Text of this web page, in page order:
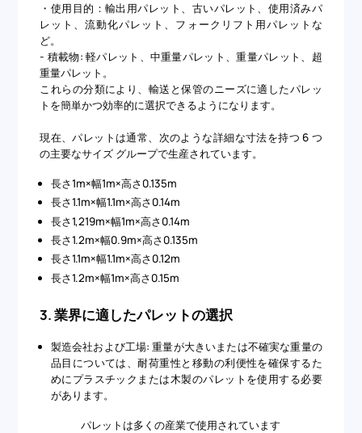
・使用目的：輸出用パレット、古いパレット、使用済みパ
レット、流動化パレット、フォークリフト用パレットな
ど。
- 積載物: 軽パレット、中重量パレット、重量パレット、超
重量パレット。
これらの分類により、輸送と保管のニーズに適したパレッ
トを簡単かつ効率的に選択できるようになります。
現在、パレットは通常、次のような詳細な寸法を持つ 6 つ
の主要なサイズ グループで生産されています。
長さ1m×幅1m×高さ0.135m
長さ1.1m×幅1.1m×高さ0.14m
長さ1,219m×幅1m×高さ0.14m
長さ1.2m×幅0.9m×高さ0.135m
長さ1.1m×幅1.1m×高さ0.12m
長さ1.2m×幅1m×高さ0.15m
3. 業界に適したパレットの選択
製造会社および工場: 重量が大きいまたは不確実な重量の
品目については、耐荷重性と移動の利便性を確保するた
めにプラスチックまたは木製のパレットを使用する必要
があります。
パレットは多くの産業で使用されています